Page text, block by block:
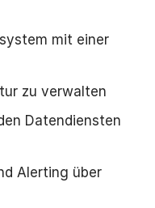
mit einer
zu verwalten
Datendiensten
Alerting über